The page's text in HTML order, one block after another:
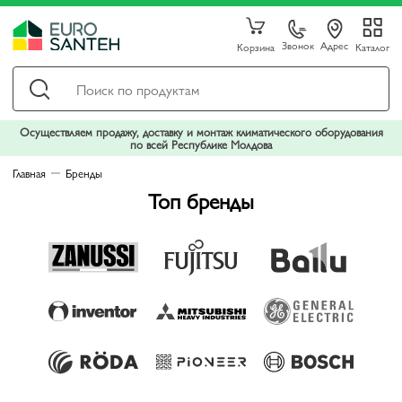
Корзина Звонок Адрес Каталог
Осуществляем продажу, доставку и монтаж климатического оборудования
по всей Республике Молдова
Главная
Бренды
Топ бренды